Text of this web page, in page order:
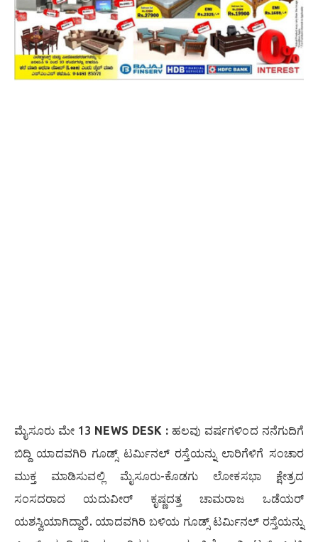
ಮೈಸೂರು ಮೇ 13 NEWS DESK : ಹಲವು ವರ್ಷಗಳಿಂದ ನನೆಗುದಿಗೆ
ಬಿದ್ದಿ ಯಾದವಗಿರಿ ಗೂಡ್ಸ್‌ ಟರ್ಮಿನಲ್‌ ರಸ್ತೆಯನ್ನು ಲಾರಿಗೆಳಿಗೆ ಸಂಚಾರ
ಮುಕ್ತ ಮಾಡಿಸುವಲ್ಲಿ ಮೈಸೂರು-ಕೊಡಗು ಲೋಕಸಭಾ ಕ್ಷೇತ್ರದ
ಸಂಸದರಾದ ಯದುವೀರ್‌ ಕೃಷ್ಣದತ್ತ ಚಾಮರಾಜ ಒಡೆಯರ್‌
ಯಶಸ್ವಿಯಾಗಿದ್ದಾರೆ. ಯಾದವಗಿರಿ ಬಳಿಯ ಗೂಡ್ಸ್‌ ಟರ್ಮಿನಲ್‌ ರಸ್ತೆಯನ್ನು